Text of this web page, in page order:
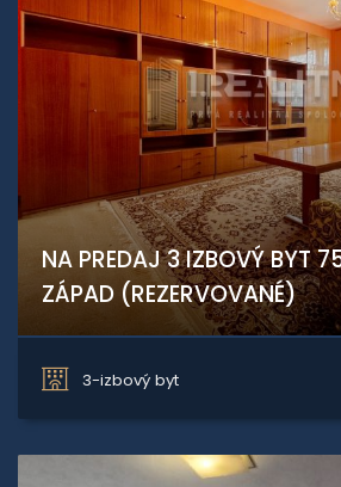
NA PREDAJ 3 IZBOVÝ BYT
ZÁPAD (REZERVOVANÉ)
3-izbový byt